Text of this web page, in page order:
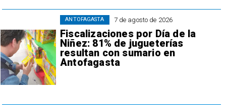
7 de agosto de 2026
Fiscalizaciones por Día de la
Niñez: 81% de jugueterías
resultan con sumario en
Antofagasta
ANTOFAGASTA